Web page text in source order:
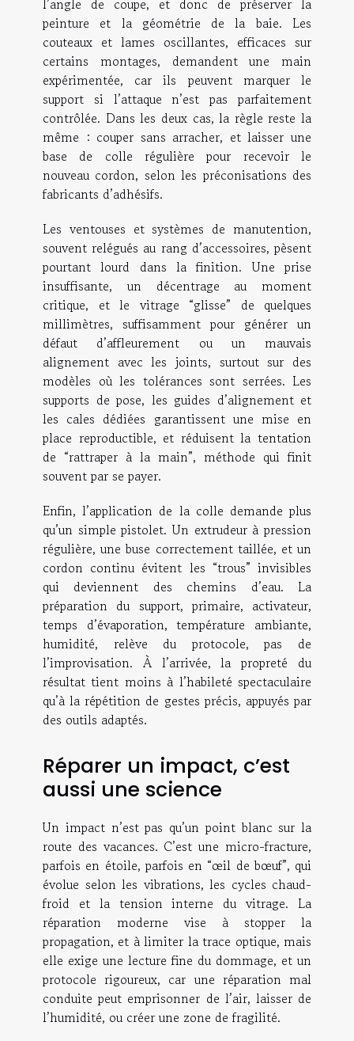
l’angle de coupe, et donc de préserver la
peinture et la géométrie de la baie. Les
couteaux et lames oscillantes, efficaces sur
certains montages, demandent une main
expérimentée, car ils peuvent marquer le
support si l’attaque n’est pas parfaitement
contrôlée. Dans les deux cas, la règle reste la
même : couper sans arracher, et laisser une
base de colle régulière pour recevoir le
nouveau cordon, selon les préconisations des
fabricants d’adhésifs.
Les ventouses et systèmes de manutention,
souvent relégués au rang d’accessoires, pèsent
pourtant lourd dans la finition. Une prise
insuffisante, un décentrage au moment
critique, et le vitrage “glisse” de quelques
millimètres, suffisamment pour générer un
défaut d’affleurement ou un mauvais
alignement avec les joints, surtout sur des
modèles où les tolérances sont serrées. Les
supports de pose, les guides d’alignement et
les cales dédiées garantissent une mise en
place reproductible, et réduisent la tentation
de “rattraper à la main”, méthode qui finit
souvent par se payer.
Enfin, l’application de la colle demande plus
qu’un simple pistolet. Un extrudeur à pression
régulière, une buse correctement taillée, et un
cordon continu évitent les “trous” invisibles
qui deviennent des chemins d’eau. La
préparation du support, primaire, activateur,
temps d’évaporation, température ambiante,
humidité, relève du protocole, pas de
l’improvisation. À l’arrivée, la propreté du
résultat tient moins à l’habileté spectaculaire
qu’à la répétition de gestes précis, appuyés par
des outils adaptés.
Réparer un impact, c’est
aussi une science
Un impact n’est pas qu’un point blanc sur la
route des vacances. C’est une micro-fracture,
parfois en étoile, parfois en “œil de bœuf”, qui
évolue selon les vibrations, les cycles chaud-
froid et la tension interne du vitrage. La
réparation moderne vise à stopper la
propagation, et à limiter la trace optique, mais
elle exige une lecture fine du dommage, et un
protocole rigoureux, car une réparation mal
conduite peut emprisonner de l’air, laisser de
l’humidité, ou créer une zone de fragilité.